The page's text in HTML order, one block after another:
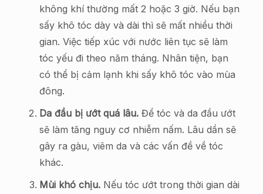
không khí thường mất 2 hoặc 3 giờ. Nếu bạn
sấy khô tóc dày và dài thì sẽ mất nhiều thời
gian. Việc tiếp xúc với nước liên tục sẽ làm
tóc yếu đi theo năm tháng. Nhân tiện, bạn
có thể bị cảm lạnh khi sấy khô tóc vào mùa
đông.
Da đầu bị ướt quá lâu.Để tóc và da đầu ướt
sẽ làm tăng nguy cơ nhiễm nấm. Lâu dần sẽ
gây ra gàu, viêm da và các vấn đề về tóc
khác.
Mùi khó chịu. Nếu tóc ướt trong thời gian dài